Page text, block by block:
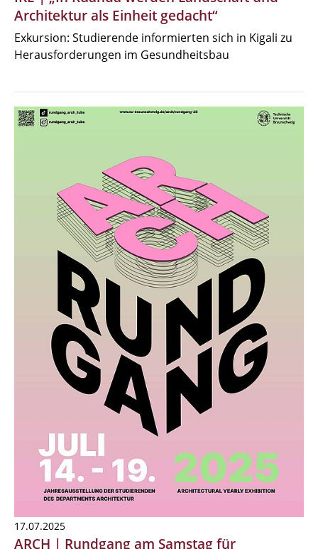
Architektur als Einheit gedacht“
Exkursion: Studierende informierten sich in Kigali zu
Herausforderungen im Gesundheitsbau
17.07.2025
ARCH | Rundgang am Samstag für